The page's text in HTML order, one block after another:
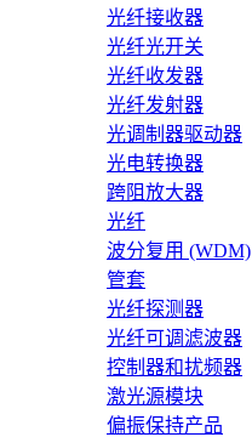
光纤接收器
光纤光开关
光纤收发器
光纤发射器
光调制器驱动器
光电转换器
跨阻放大器
光纤
波分复用 (WDM)
管套
光纤探测器
光纤可调滤波器
控制器和扰频器
激光源模块
偏振保持产品